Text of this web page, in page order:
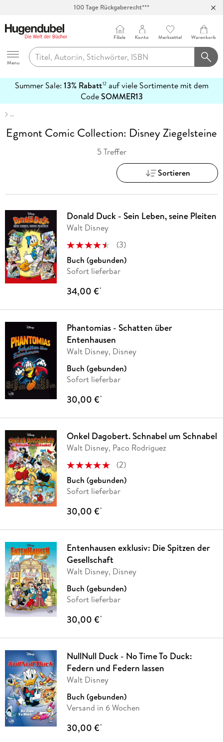
100 Tage Rückgaberecht***
Hugendubel
Menu
Filiale Konto Merkzettel Warenkorb
Summer Sale: 13% Rabatt12auf viele Sortimente mit dem
CodeSOMMER13
erfahren
…
Egmont Comic Collection: Disney Ziegelsteine
5 Treffer
Sortieren
Donald Duck - Sein Leben, seine Pleiten
Walt Disney
(3)
Buch (gebunden)
Sofort lieferbar
34,00 €*
Phantomias - Schatten über
Entenhausen
Walt Disney, Disney
Buch (gebunden)
Sofort lieferbar
30,00 €*
Onkel Dagobert. Schnabel um Schnabel
Walt Disney, Paco Rodriguez
(2)
Buch (gebunden)
Sofort lieferbar
30,00 €*
Entenhausen exklusiv: Die Spitzen der
Gesellschaft
Walt Disney, Disney
Buch (gebunden)
Sofort lieferbar
30,00 €*
NullNull Duck - No Time To Duck:
Federn und Federn lassen
Walt Disney
Buch (gebunden)
Versand in 6 Wochen
30,00 €*